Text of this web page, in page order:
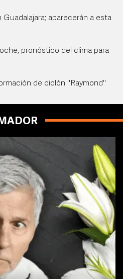
aparecerán a esta
pronóstico del clima para
de ciclón "Raymond"